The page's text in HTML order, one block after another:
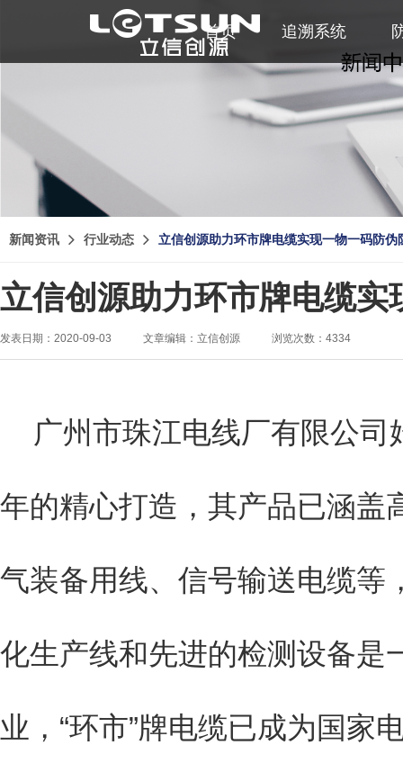
首页 追溯系统
新闻资讯 行业动态 立信创源助力环市牌电缆实现一物一码防伪
立信创源助力环市牌电缆
发表日期：2020-09-03 文章编辑：立信创源 浏览次数：4334
广州市珠江电线厂有限公
年的精心打造，其产品已涵盖
气装备用线、信号输送电缆等
化生产线和先进的检测设备是
业，“环市”牌电缆已成为国家